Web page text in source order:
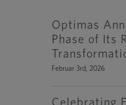
Optimas
Phase of Its
Februar 3rd, 2026
Celebrating